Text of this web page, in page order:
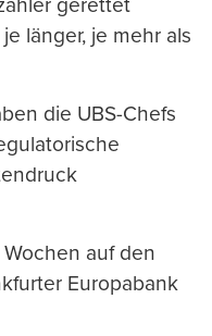
länger, je mehr als
die UBS-Chefs
auf den
Europabank